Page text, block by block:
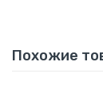
Похожие